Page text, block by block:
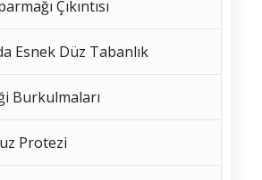
Çıkıntısı
Esnek Düz Tabanlık
Burkulmaları
Protezi